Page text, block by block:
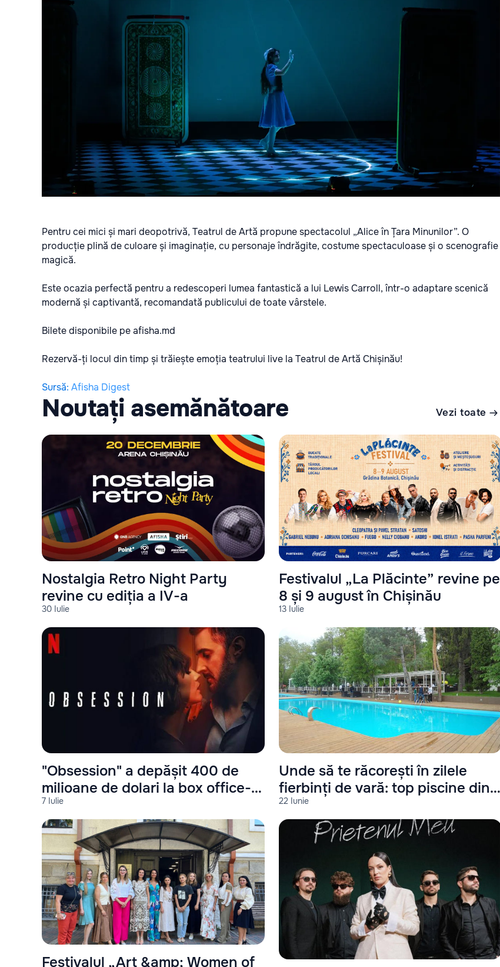
Pentru cei mici și mari deopotrivă, Teatrul de Artă propune spectacolul „Alice în Țara Minunilor”. O
producție plină de culoare și imaginație, cu personaje îndrăgite, costume spectaculoase și o scenografie
magică.
Este ocazia perfectă pentru a redescoperi lumea fantastică a lui Lewis Carroll, într-o adaptare scenică
modernă și captivantă, recomandată publicului de toate vârstele.
Bilete disponibile peafisha.md
Rezervă-ți locul din timp și trăiește emoția teatrului live la Teatrul de Artă Chișinău!
Sursă: Afisha Digest
Noutați asemănătoare Vezi toate
30 Iulie
Nostalgia Retro Night Party
revine cu ediția a IV-a
13 Iulie
Festivalul „La Plăcinte” revine pe
8 și 9 august în Chișinău
7 Iulie
"Obsession" a depășit 400 de
milioane de dolari la box office-ul
mondial
22 Iunie
Unde să te răcorești în zilele
fierbinți de vară: top piscine din
Chișinău
Festivalul „Art &amp; Women of